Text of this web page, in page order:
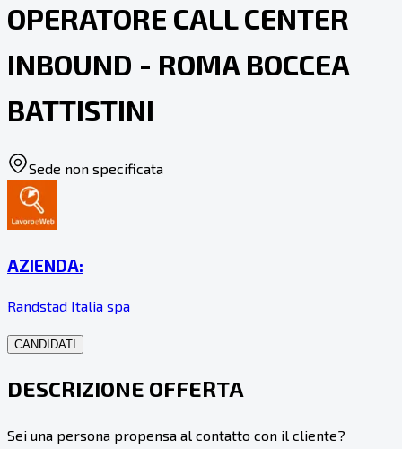
OPERATORE CALL CENTER
INBOUND - ROMA BOCCEA
BATTISTINI
Sede non specificata
AZIENDA:
Randstad Italia spa
CANDIDATI
DESCRIZIONE OFFERTA
Sei una persona propensa al contatto con il cliente?